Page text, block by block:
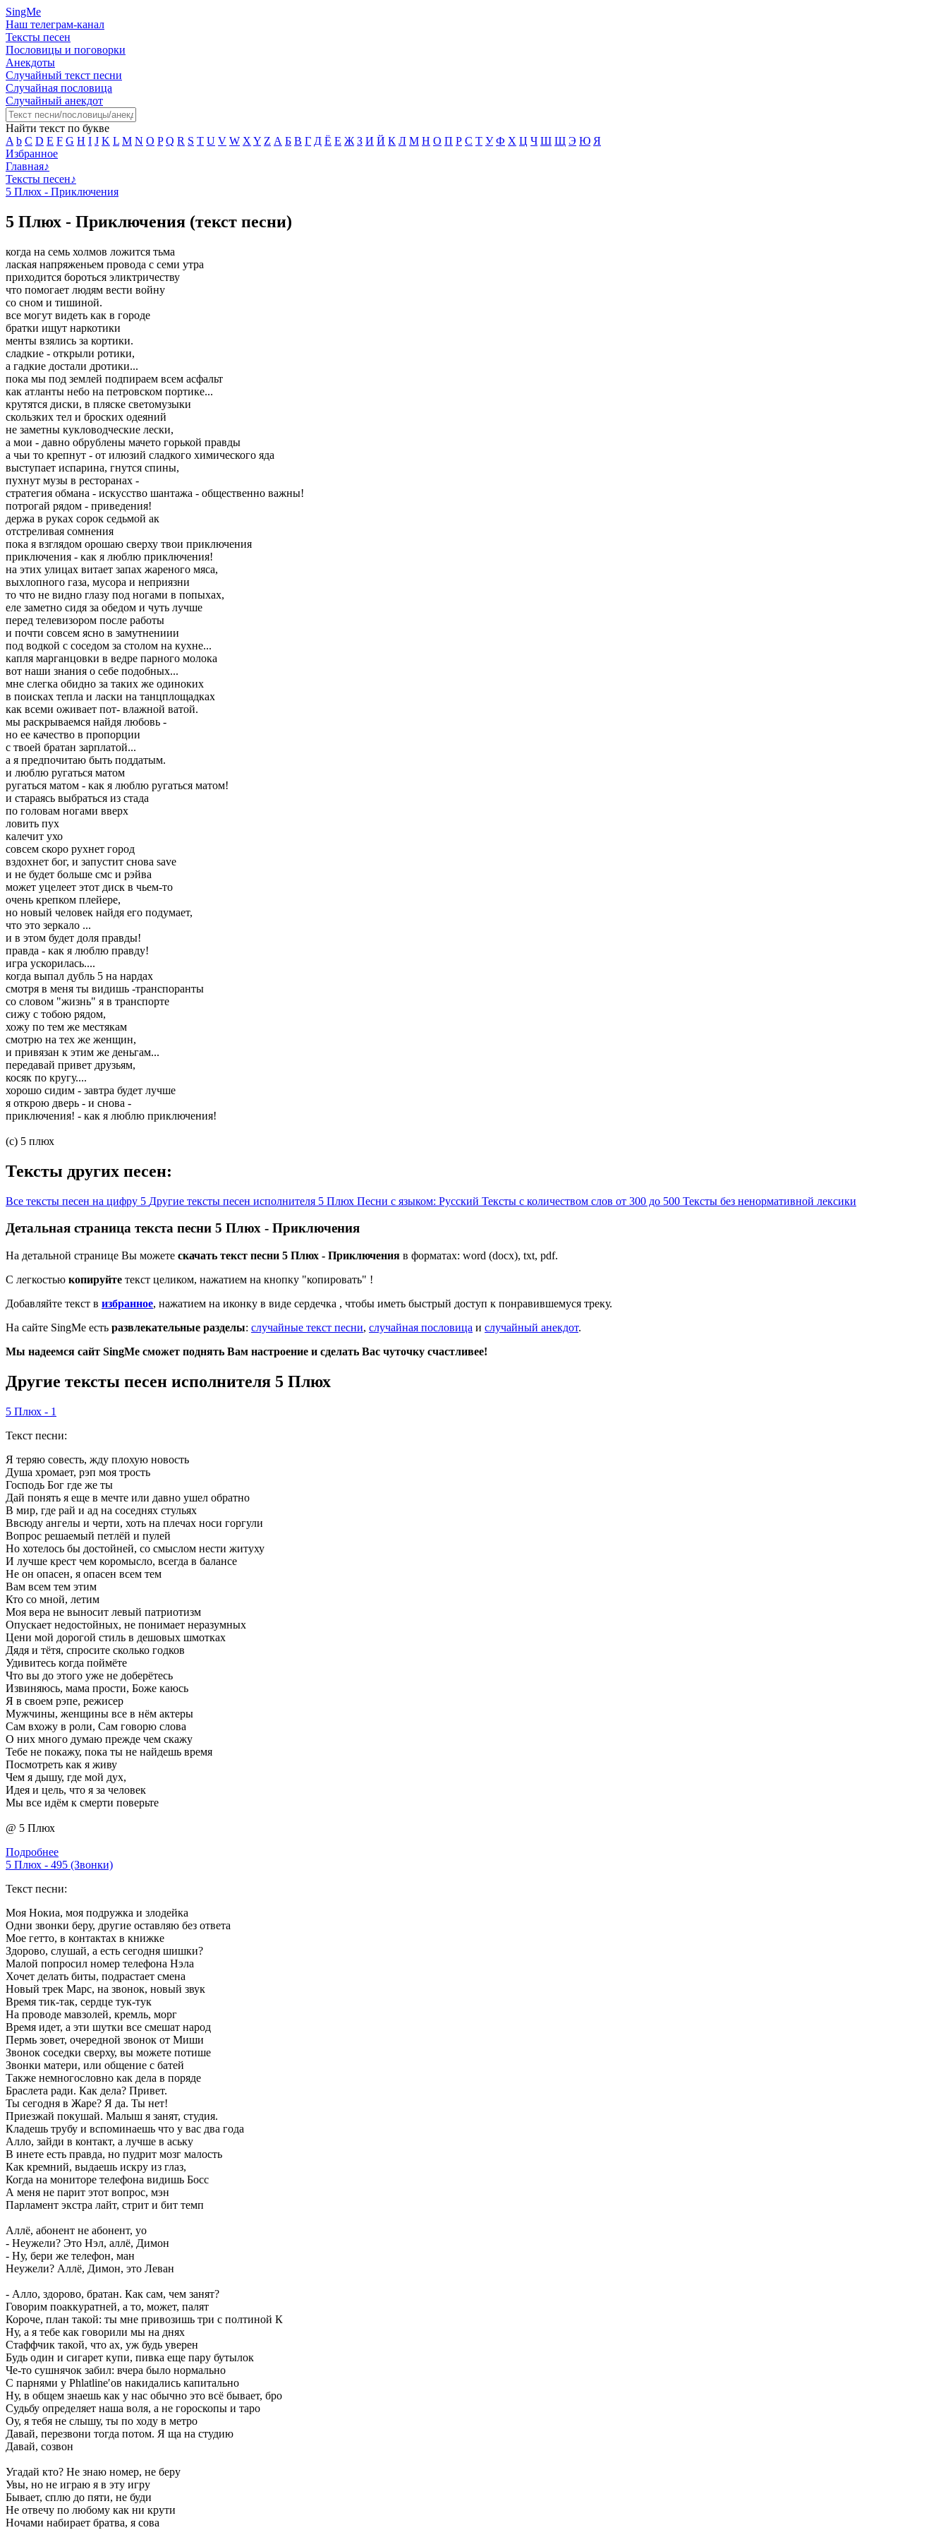
SingMe
Наш телеграм-канал
Тексты песен
Пословицы и поговорки
Анекдоты
Случайный текст песни
Случайная пословица
Случайный анекдот
Найти текст по букве
A b C D E F G H I J K L M N O P Q R S T U V W X Y Z А Б В Г Д Ё Е Ж З И Й К Л М Н О П Р С Т У Ф Х Ц Ч Ш Щ Э Ю Я
Избранное
Главная♪
Тексты песен♪
5 Плюх - Приключения
5 Плюх - Приключения (текст песни)
когда на семь холмов ложится тьма
лаская напряженьем провода с семи утра
приходится бороться эликтричеству
что помогает людям вести войну
со сном и тишиной.
все могут видеть как в городе
братки ищут наркотики
менты взялись за кортики.
сладкие - открыли ротики,
а гадкие достали дротики...
пока мы под землей подпираем всем асфальт
как атланты небо на петровском портике...
крутятся диски, в пляске светомузыки
скользких тел и броских одеяний
не заметны кукловодческие лески,
а мои - давно обрублены мачето горькой правды
а чьи то крепнут - от илюзий сладкого химического яда
выступает испарина, гнутся спины,
пухнут музы в ресторанах -
стратегия обмана - искусство шантажа - общественно важны!
потрогай рядом - приведения!
держа в руках сорок седьмой ак
отстреливая сомнения
пока я взглядом орошаю сверху твои приключения
приключения - как я люблю приключения!
на этих улицах витает запах жареного мяса,
выхлопного газа, мусора и неприязни
то что не видно глазу под ногами в попыхах,
еле заметно сидя за обедом и чуть лучше
перед телевизором после работы
и почти совсем ясно в замутнениии
под водкой с соседом за столом на кухне...
капля марганцовки в ведре парного молока
вот наши знания о себе подобных...
мне слегка обидно за таких же одиноких
в поисках тепла и ласки на танцплощадках
как всеми оживает пот- влажной ватой.
мы раскрываемся найдя любовь -
но ее качество в пропорции
с твоей братан зарплатой...
а я предпочитаю быть поддатым.
и люблю ругаться матом
ругаться матом - как я люблю ругаться матом!
и стараясь выбраться из стада
по головам ногами вверх
ловить пух
калечит ухо
совсем скоро рухнет город
вздохнет бог, и запустит снова save
и не будет больше смс и рэйва
может уцелеет этот диск в чьем-то
очень крепком плейере,
но новый человек найдя его подумает,
что это зеркало ...
и в этом будет доля правды!
правда - как я люблю правду!
игра ускорилась....
когда выпал дубль 5 на нардах
смотря в меня ты видишь -транспоранты
со словом "жизнь" я в транспорте
сижу с тобою рядом,
хожу по тем же местякам
смотрю на тех же женщин,
и привязан к этим же деньгам...
передавай привет друзьям,
косяк по кругу....
хорошо сидим - завтра будет лучше
я открою дверь - и снова -
приключения! - как я люблю приключения!
(c) 5 плюх
Тексты других песен:
Все тексты песен на цифру 5 Другие тексты песен исполнителя 5 Плюх Песни с языком: Русский Тексты с количеством слов от 300 до 500 Тексты без ненормативной лексики
Детальная страница текста песни 5 Плюх - Приключения
На детальной странице Вы можете скачать текст песни 5 Плюх - Приключения в форматах: word (docx), txt, pdf.
С легкостью копируйте текст целиком, нажатием на кнопку "копировать" !
Добавляйте текст в избранное, нажатием на иконку в виде сердечка , чтобы иметь быстрый доступ к понравившемуся треку.
На сайте SingMe есть развлекательные разделы: случайные текст песни, случайная пословица и случайный анекдот.
Мы надеемся сайт SingMe сможет поднять Вам настроение и сделать Вас чуточку счастливее!
Другие тексты песен исполнителя 5 Плюх
5 Плюх - 1
Текст песни:
Я теряю совесть, жду плохую новость
Душа хромает, рэп моя трость
Господь Бог где же ты
Дай понять я еще в мечте или давно ушел обратно
В мир, где рай и ад на соседнях стульях
Ввсюду ангелы и черти, хоть на плечах носи горгули
Вопрос решаемый петлёй и пулей
Но хотелось бы достойней, со смыслом нести житуху
И лучше крест чем коромысло, всегда в балансе
Не он опасен, я опасен всем тем
Вам всем тем этим
Кто со мной, летим
Моя вера не выносит левый патриотизм
Опускает недостойных, не понимает неразумных
Цени мой дорогой стиль в дешовых шмотках
Дядя и тётя, спросите сколько годков
Удивитесь когда поймёте
Что вы до этого уже не доберётесь
Извиняюсь, мама прости, Боже каюсь
Я в своем рэпе, режисер
Мужчины, женщины все в нём актеры
Сам вхожу в роли, Сам говорю слова
О них много думаю прежде чем скажу
Тебе не покажу, пока ты не найдешь время
Посмотреть как я живу
Чем я дышу, где мой дух,
Идея и цель, что я за человек
Мы все идём к смерти поверьте
@ 5 Плюх
Подробнее
5 Плюх - 495 (Звонки)
Текст песни:
Моя Нокиа, моя подружка и злодейка
Одни звонки беру, другие оставляю без ответа
Мое гетто, в контактах в книжке
Здорово, слушай, а есть сегодня шишки?
Малой попросил номер телефона Нэла
Хочет делать биты, подрастает смена
Новый трек Марс, на звонок, новый звук
Время тик-так, сердце тук-тук
На проводе мавзолей, кремль, морг
Время идет, а эти шутки все смешат народ
Пермь зовет, очередной звонок от Миши
Звонок соседки сверху, вы можете потише
Звонки матери, или общение с батей
Также немногословно как дела в поряде
Браслета ради. Как дела? Привет.
Ты сегодня в Жаре? Я да. Ты нет!
Приезжай покушай. Малыш я занят, студия.
Кладешь трубу и вспоминаешь что у вас два года
Алло, зайди в контакт, а лучше в аську
В инете есть правда, но пудрит мозг малость
Как кремний, выдаешь искру из глаз,
Когда на мониторе телефона видишь Босс
А меня не парит этот вопрос, мэн
Парламент экстра лайт, стрит и бит темп
Аллё, абонент не абонент, yo
- Неужели? Это Нэл, аллё, Димон
- Ну, бери же телефон, ман
Неужели? Аллё, Димон, это Леван
- Алло, здорово, братан. Как сам, чем занят?
Говорим поаккуратней, а то, может, палят
Короче, план такой: ты мне привозишь три с полтиной К
Ну, а я тебе как говорили мы на днях
Стаффчик такой, что ах, уж будь уверен
Будь один и сигарет купи, пивка еще пару бутылок
Че-то сушнячок забил: вчера было нормально
С парнями у Phlatline′ов накидались капитально
Ну, в общем знаешь как у нас обычно это всё бывает, бро
Судьбу определяет наша воля, а не гороскопы и таро
Оу, я тебя не слышу, ты по ходу в метро
Давай, перезвони тогда потом. Я ща на студию
Давай, созвон
Угадай кто? Не знаю номер, не беру
Увы, но не играю я в эту игру
Бывает, сплю до пяти, не буди
Не отвечу по любому как ни крути
Ночами набирает братва, я сова